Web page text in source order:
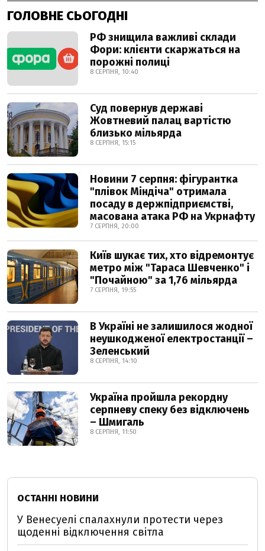
ГОЛОВНЕ СЬОГОДНІ
РФ знищила важливі склади
Фори: клієнти скаржаться на
порожні полиці
8 СЕРПНЯ, 10:40
Суд повернув державі
Жовтневий палац вартістю
близько мільярда
8 СЕРПНЯ, 15:15
Новини 7 серпня: фігурантка
"плівок Міндіча" отримала
посаду в держпідприємстві,
масована атака РФ на Укрнафту
7 СЕРПНЯ, 20:00
Київ шукає тих, хто відремонтує
метро між "Тараса Шевченко" і
"Почайною" за 1,76 мільярда
7 СЕРПНЯ, 19:55
В Україні не залишилося жодної
неушкодженої електростанції –
Зеленський
8 СЕРПНЯ, 14:10
Україна пройшла рекордну
серпневу спеку без відключень
– Шмигаль
8 СЕРПНЯ, 11:50
ОСТАННІ НОВИНИ
У Венесуелі спалахнули протести через
щоденні відключення світла